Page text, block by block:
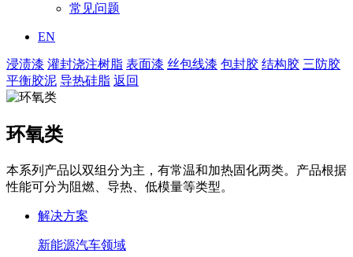
常见问题
EN
浸渍漆 灌封浇注树脂 表面漆 丝包线漆 包封胶 结构胶 三防胶
平衡胶泥 导热硅脂 返回
环氧类
本系列产品以双组分为主，有常温和加热固化两类。产品根据
性能可分为阻燃、导热、低模量等类型。
解决方案
新能源汽车领域